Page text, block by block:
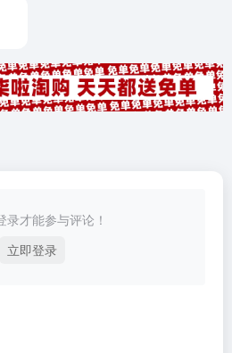
录才能参与评论！
立即登录